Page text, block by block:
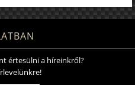
értesülni a híreinkről?